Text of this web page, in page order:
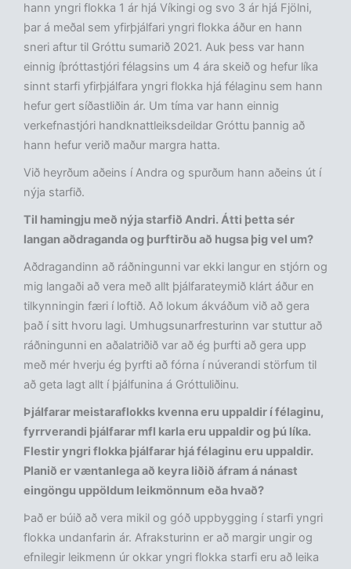
hann yngri flokka 1 ár hjá Víkingi og svo 3 ár hjá Fjölni,
þar á meðal sem yfirþjálfari yngri flokka áður en hann
sneri aftur til Gróttu sumarið 2021. Auk þess var hann
einnig íþróttastjóri félagsins um 4 ára skeið og hefur líka
sinnt starfi yfirþjálfara yngri flokka hjá félaginu sem hann
hefur gert síðastliðin ár. Um tíma var hann einnig
verkefnastjóri handknattleiksdeildar Gróttu þannig að
hann hefur verið maður margra hatta.
Við heyrðum aðeins í Andra og spurðum hann aðeins út í
nýja starfið.
Til hamingju með nýja starfið Andri. Átti þetta sér
langan aðdraganda og þurftirðu að hugsa þig vel um?
Aðdragandinn að ráðningunni var ekki langur en stjórn og
mig langaði að vera með allt þjálfarateymið klárt áður en
tilkynningin færi í loftið. Að lokum ákváðum við að gera
það í sitt hvoru lagi. Umhugsunarfresturinn var stuttur að
ráðningunni en aðalatriðið var að ég þurfti að gera upp
með mér hverju ég þyrfti að fórna í núverandi störfum til
að geta lagt allt í þjálfunina á Gróttuliðinu.
Þjálfarar meistaraflokks kvenna eru uppaldir í félaginu,
fyrrverandi þjálfarar mfl karla eru uppaldir og þú líka.
Flestir yngri flokka þjálfarar hjá félaginu eru uppaldir.
Planið er væntanlega að keyra liðið áfram á nánast
eingöngu uppöldum leikmönnum eða hvað?
Það er búið að vera mikil og góð uppbygging í starfi yngri
flokka undanfarin ár. Afraksturinn er að margir ungir og
efnilegir leikmenn úr okkar yngri flokka starfi eru að leika